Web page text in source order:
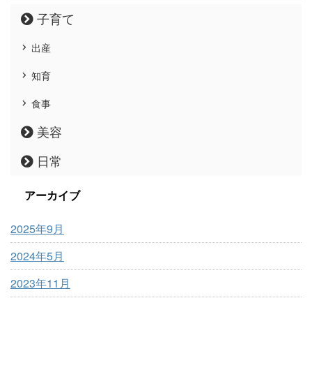
子育て
出産
知育
食事
美容
日常
アーカイブ
2025年9月
2024年5月
2023年11月